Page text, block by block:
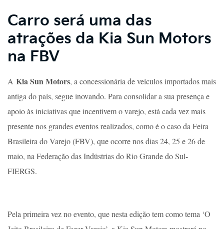
Carro será uma das
atrações da Kia Sun Motors
na FBV
A Kia Sun Motors, a concessionária de veículos importados mais
antiga do país, segue inovando. Para consolidar a sua presença e
apoio às iniciativas que incentivem o varejo, está cada vez mais
presente nos grandes eventos realizados, como é o caso da Feira
Brasileira do Varejo (FBV), que ocorre nos dias 24, 25 e 26 de
maio, na Federação das Indústrias do Rio Grande do Sul-
FIERGS.
Pela primeira vez no evento, que nesta edição tem como tema ‘O